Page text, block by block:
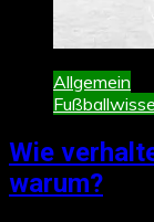
Allgemein
Wie
warum?